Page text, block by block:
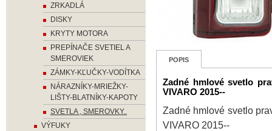
POPIS
Zadné hmlové svetlo
VIVARO 2015--
Zadné hmlové svetlo
VIVARO 2015--
ZRKADLÁ
DISKY
KRYTY MOTORA
PREPÍNAČE SVETIEL A
SMEROVIEK
ZÁMKY-KĽUČKY-VODÍTKA
NÁRAZNÍKY-MRIEŽKY-
LIŠTY-BLATNÍKY-KAPOTY
SVETLA , SMEROVKY..
VÝFUKY